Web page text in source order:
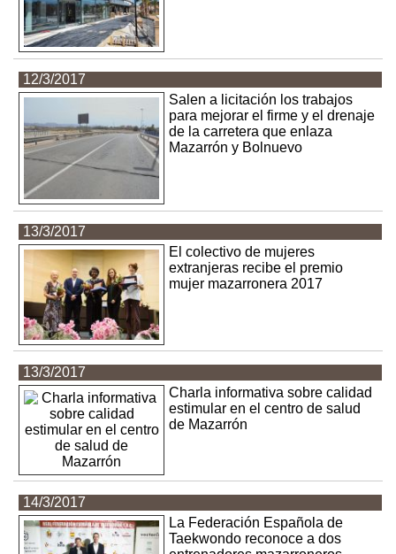
12/3/2017
Salen a licitación los trabajos
para mejorar el firme y el drenaje
de la carretera que enlaza
Mazarrón y Bolnuevo
13/3/2017
El colectivo de mujeres
extranjeras recibe el premio
mujer mazarronera 2017
13/3/2017
Charla informativa sobre calidad
estimular en el centro de salud
de Mazarrón
14/3/2017
La Federación Española de
Taekwondo reconoce a dos